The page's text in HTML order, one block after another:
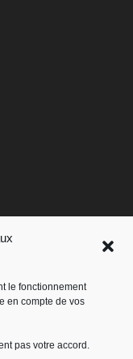
le fonctionnement
en compte de vos
pas votre accord.